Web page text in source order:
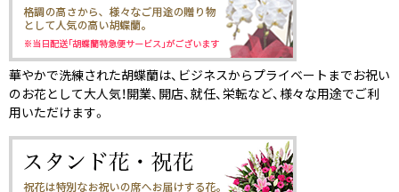
華やかで洗練された胡蝶蘭は、ビジネスからプライベートまでお祝い
のお花として大人気！開業、開店、就任、栄転など、様々な用途でご利
用いただけます。